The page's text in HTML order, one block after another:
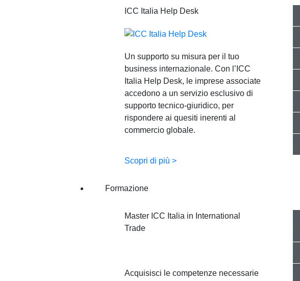
ICC Italia Help Desk
Un supporto su misura per il tuo
business internazionale. Con l’ICC
Italia Help Desk, le imprese associate
accedono a un servizio esclusivo di
supporto tecnico-giuridico, per
rispondere ai quesiti inerenti al
commercio globale.
Scopri di più >
Formazione
Master ICC Italia in International
Trade
Acquisisci le competenze necessarie